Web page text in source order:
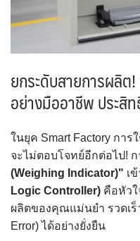
ยกระดับสายการผลิต!
อย่างมืออาชีพ ประสิ
ในยุค Smart Factory กา
จะไม่ตอบโจทย์อีกต่อไป!
(Weighing Indicator)" เ
Logic Controller) คือหัว
ผลิตของคุณแม่นยำ รวดเ
Error) ได้อย่างยั่งยืน